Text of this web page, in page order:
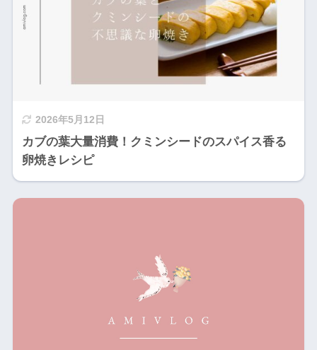
2026年5月12日
カブの葉大量消費！クミンシードのスパイス香る
卵焼きレシピ